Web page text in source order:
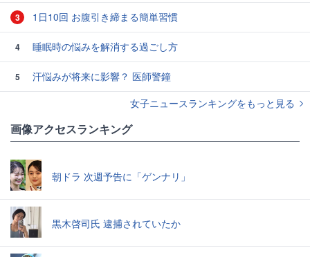
3 1日10回 お腹引き締まる簡単習慣
4 睡眠時の悩みを解消する過ごし方
5
汗悩みが将来に影響？ 医師警鐘
女子ニュースランキングをもっと見る
画像アクセスランキング
朝ドラ 次週予告に「ゲンナリ」
黒木啓司氏 逮捕されていたか